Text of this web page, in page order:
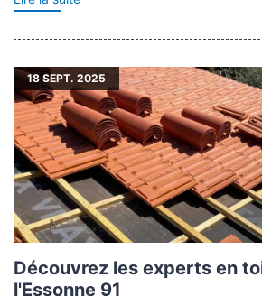
18SEPT. 2025
Découvrez les experts en
l'Essonne 91